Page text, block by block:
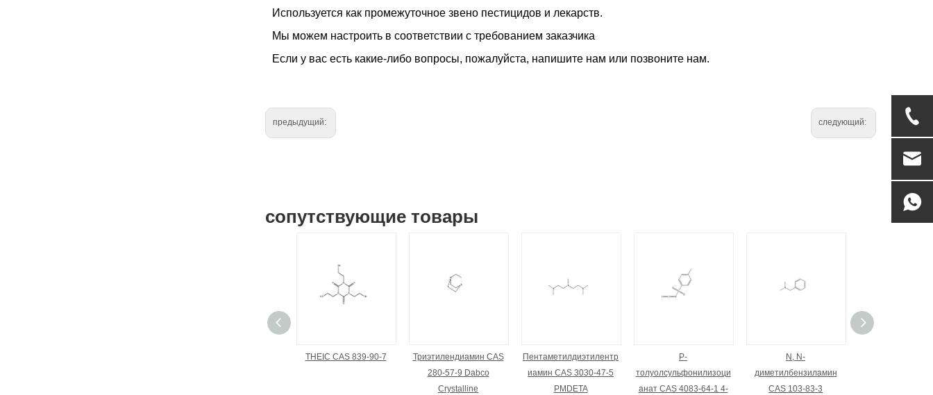
Используется как промежуточное звено пестицидов и лекарств.
Мы можем настроить в соответствии с требованием заказчика
Если у вас есть какие-либо вопросы, пожалуйста, напишите нам или позвоните нам.
предыдущий: следующий:
сопутствующие товары
THEIC CAS 839-90-7
Триэтилендиамин CAS
280-57-9 Dabco
Crystalline
Пентаметилдиэтилентр
иамин CAS 3030-47-5
PMDETA
P-
толуолсульфонилизоци
анат CAS 4083-64-1 4-
N, N-
диметилбензиламин
CAS 103-83-3